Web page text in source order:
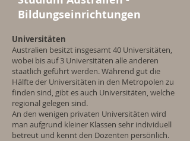
Bildungseinrichtungen
Universitäten
Australien besitzt insgesamt 40 Universitäten,
wobei bis auf 3 Universitäten alle anderen
staatlich geführt werden. Während gut die
Hälfte der Universitäten in den Metropolen zu
finden sind, gibt es auch Universitäten, welche
regional gelegen sind.
An den wenigen privaten Universitäten wird
man aufgrund kleiner Klassen sehr individuell
betreut und kennt den Dozenten persönlich.